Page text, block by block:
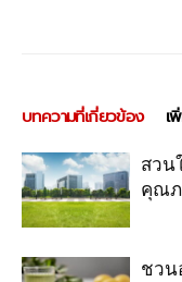
บทความที่เกี่ยวข้อง เ
สวน
คุณภ
ชวน